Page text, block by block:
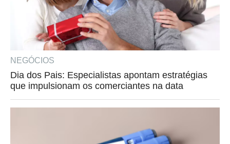
NEGÓCIOS
Dia dos Pais: Especialistas apontam estratégias
que impulsionam os comerciantes na data